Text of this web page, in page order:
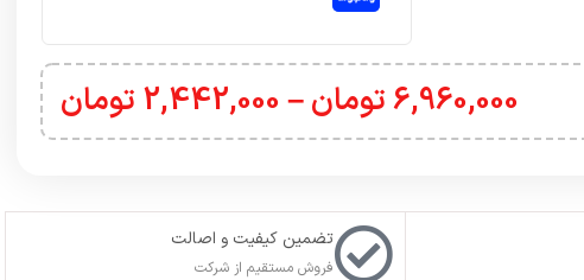
6,960,000تومان–
2,442,000 تومان
تضمین کیفیت و اصالت
فروش مستقیم از شرکت